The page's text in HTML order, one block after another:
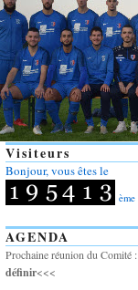
Visiteurs
Bonjour, vous êtes le
ème
AGENDA
Prochaine réunion du Comité :
définir<<<